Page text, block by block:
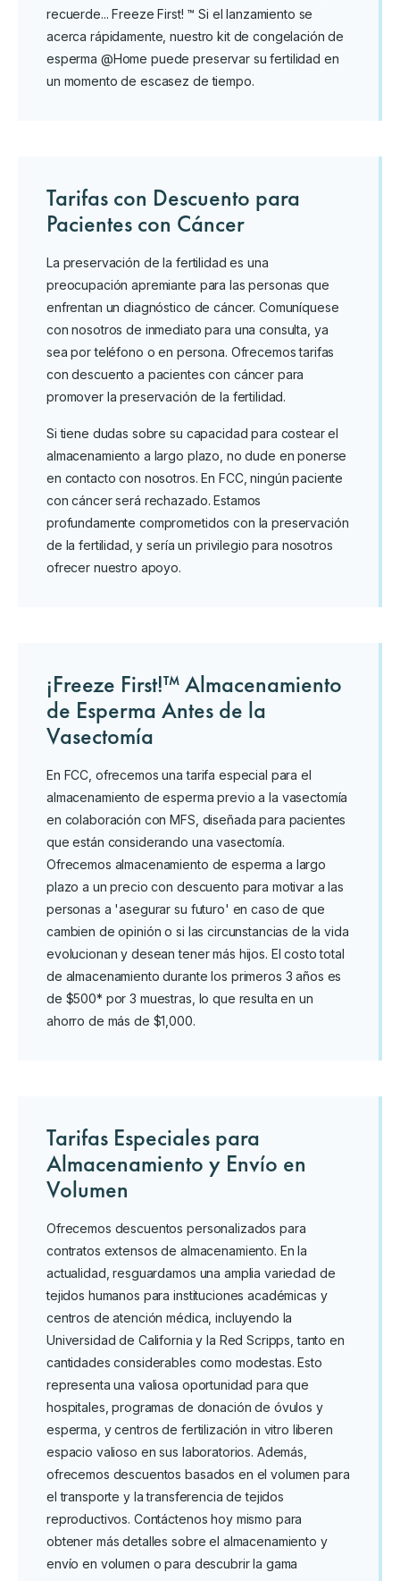
recuerde... Freeze First! ™ Si el lanzamiento se
acerca rápidamente, nuestro kit de congelación de
esperma @Home puede preservar su fertilidad en
un momento de escasez de tiempo.
Tarifas con Descuento para
Pacientes con Cáncer
La preservación de la fertilidad es una
preocupación apremiante para las personas que
enfrentan un diagnóstico de cáncer. Comuníquese
con nosotros de inmediato para una consulta, ya
sea por teléfono o en persona. Ofrecemos tarifas
con descuento a pacientes con cáncer para
promover la preservación de la fertilidad.
Si tiene dudas sobre su capacidad para costear el
almacenamiento a largo plazo, no dude en ponerse
en contacto con nosotros. En FCC, ningún paciente
con cáncer será rechazado. Estamos
profundamente comprometidos con la preservación
de la fertilidad, y sería un privilegio para nosotros
ofrecer nuestro apoyo.
¡Freeze First!™ Almacenamiento
de Esperma Antes de la
Vasectomía
En FCC, ofrecemos una tarifa especial para el
almacenamiento de esperma previo a la vasectomía
en colaboración con MFS, diseñada para pacientes
que están considerando una vasectomía.
Ofrecemos almacenamiento de esperma a largo
plazo a un precio con descuento para motivar a las
personas a 'asegurar su futuro' en caso de que
cambien de opinión o si las circunstancias de la vida
evolucionan y desean tener más hijos. El costo total
de almacenamiento durante los primeros 3 años es
de $500* por 3 muestras, lo que resulta en un
ahorro de más de $1,000.
Tarifas Especiales para
Almacenamiento y Envío en
Volumen
Ofrecemos descuentos personalizados para
contratos extensos de almacenamiento. En la
actualidad, resguardamos una amplia variedad de
tejidos humanos para instituciones académicas y
centros de atención médica, incluyendo la
Universidad de California y la Red Scripps, tanto en
cantidades considerables como modestas. Esto
representa una valiosa oportunidad para que
hospitales, programas de donación de óvulos y
esperma, y centros de fertilización in vitro liberen
espacio valioso en sus laboratorios. Además,
ofrecemos descuentos basados en el volumen para
el transporte y la transferencia de tejidos
reproductivos. Contáctenos hoy mismo para
obtener más detalles sobre el almacenamiento y
envío en volumen o para descubrir la gama